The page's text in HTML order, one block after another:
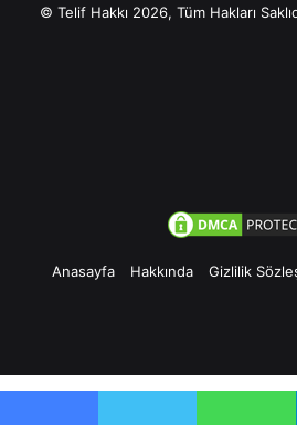
© Telif Hakkı 2026, Tüm Hakları
Anasayfa Hakkında Gizlilik